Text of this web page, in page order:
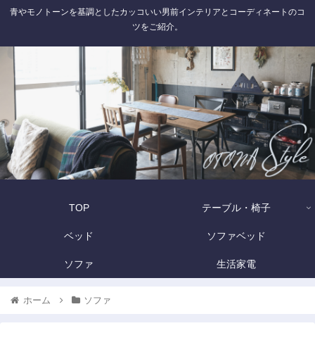
青やモノトーンを基調としたカッコいい男前インテリアとコーディネートのコ
ツをご紹介。
TOP テーブル・椅子
ベッド ソファベッド
ソファ 生活家電
ホーム ソファ